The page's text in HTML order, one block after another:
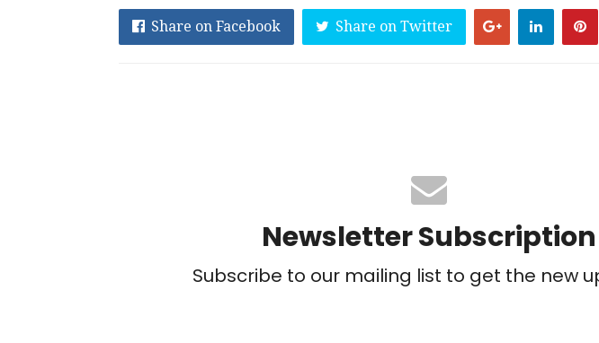
Share on Facebook Share on Twitter
Newsletter Subscription
Subscribe to our mailing list to get the new